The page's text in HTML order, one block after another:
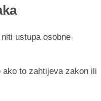
ustupa osobne
to zahtijeva zakon ili